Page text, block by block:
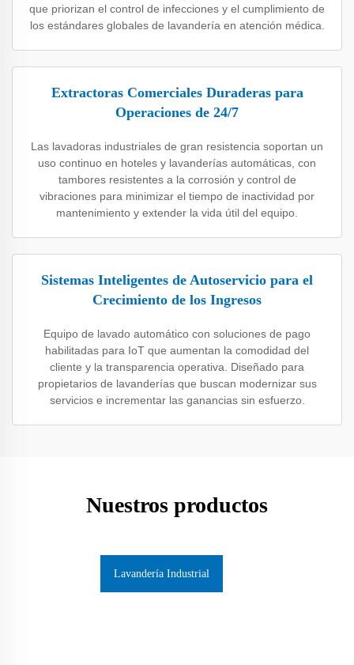
que priorizan el control de infecciones y el cumplimiento de
los estándares globales de lavandería en atención médica.
Extractoras Comerciales Duraderas para
Operaciones de 24/7
Las lavadoras industriales de gran resistencia soportan un
uso continuo en hoteles y lavanderías automáticas, con
tambores resistentes a la corrosión y control de
vibraciones para minimizar el tiempo de inactividad por
mantenimiento y extender la vida útil del equipo.
Sistemas Inteligentes de Autoservicio para el
Crecimiento de los Ingresos
Equipo de lavado automático con soluciones de pago
habilitadas para IoT que aumentan la comodidad del
cliente y la transparencia operativa. Diseñado para
propietarios de lavanderías que buscan modernizar sus
servicios e incrementar las ganancias sin esfuerzo.
Nuestros productos
Lavandería Industrial